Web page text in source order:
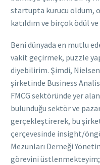
startupta kurucu oldum,
katıldım ve birçok ödül
Beni dünyada en mutlu
vakit geçirmek, puzzle
diyebilirim. Şimdi,
şirketinde Business
FMCG sektöründe yer
bulunduğu sektör ve
gerçekleştirerek, bu
çerçevesinde insight/
Mezunları Derneği
görevini